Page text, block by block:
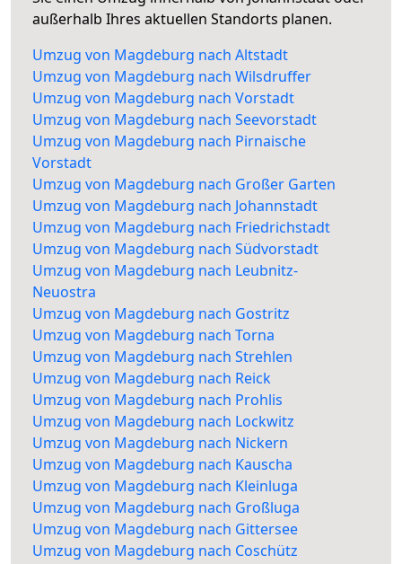
außerhalb Ihres aktuellen Standorts planen.
Umzug von Magdeburg nach Altstadt
Umzug von Magdeburg nach Wilsdruffer
Umzug von Magdeburg nach Vorstadt
Umzug von Magdeburg nach Seevorstadt
Umzug von Magdeburg nach Pirnaische
Vorstadt
Umzug von Magdeburg nach Großer Garten
Umzug von Magdeburg nach Johannstadt
Umzug von Magdeburg nach Friedrichstadt
Umzug von Magdeburg nach Südvorstadt
Umzug von Magdeburg nach Leubnitz-
Neuostra
Umzug von Magdeburg nach Gostritz
Umzug von Magdeburg nach Torna
Umzug von Magdeburg nach Strehlen
Umzug von Magdeburg nach Reick
Umzug von Magdeburg nach Prohlis
Umzug von Magdeburg nach Lockwitz
Umzug von Magdeburg nach Nickern
Umzug von Magdeburg nach Kauscha
Umzug von Magdeburg nach Kleinluga
Umzug von Magdeburg nach Großluga
Umzug von Magdeburg nach Gittersee
Umzug von Magdeburg nach Coschütz